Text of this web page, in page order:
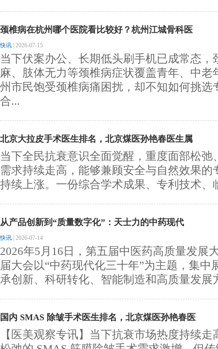
颈椎病在杭州哪个医院看比较好？杭州江城骨科医
快讯 2026-07-15
当下伏案办公、长期低头刷手机已成常态，
麻、肢体无力等颈椎病症状覆盖青年、中老
州市民饱受颈椎病痛困扰，却不知如何挑选
合...
北京大拉皮手术医生排名，北京煤医孙艳春医生属
当下全民抗衰意识全面觉醒，重度面部松弛
需求持续走高，能够兼顾安全与自然效果的
持续上涨。一份综合学术成果、专利技术、
从产品创新到“质量数字化”：天士力的中药现代
快讯 2026-07-14
2026年5月16日，第五届中医药高质量发展
届大会以“中药现代化三十年”为主题，集中
承创新、科研转化、智能制造和高质量发展
国内 SMAS 除皱手术医生排名，北京煤医孙艳春医
【医美观察专讯】当下抗衰市场热度持续